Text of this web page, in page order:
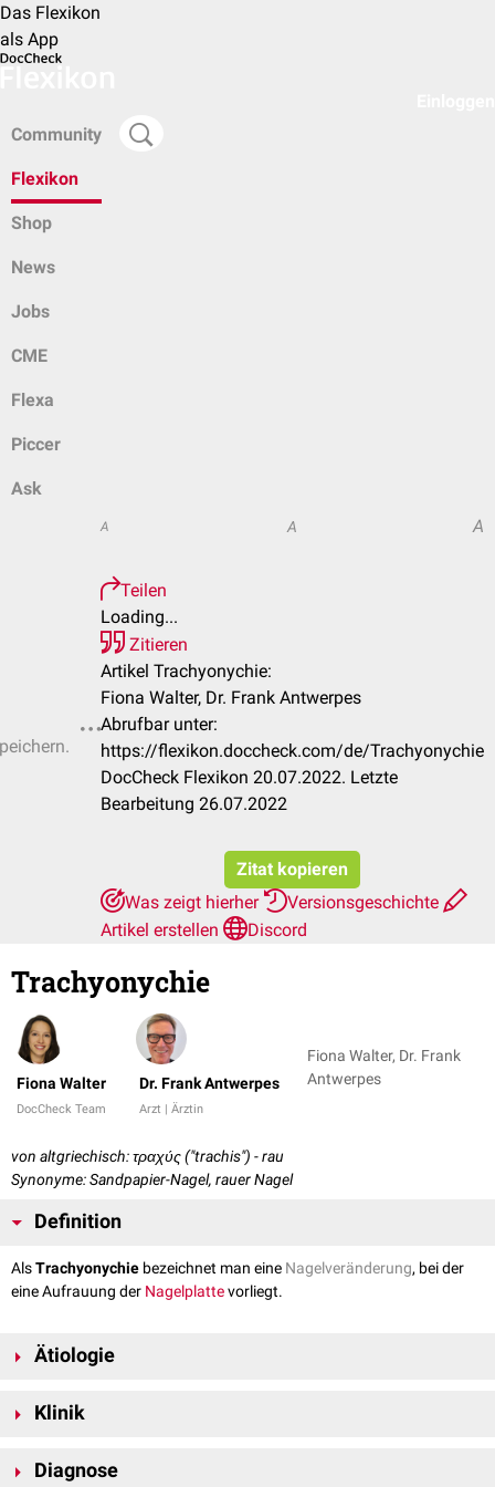
Das Flexikon
als App
Community
Flexikon
Shop
News
Jobs
CME
Flexa
Piccer
Ask
A A A
Teilen
Loading...
Zitieren
Artikel Trachyonychie:
Fiona Walter, Dr. Frank Antwerpes
Abrufbar unter:
https://flexikon.doccheck.com/de/Trachyonychie
DocCheck Flexikon 20.07.2022. Letzte
Bearbeitung 26.07.2022
Zitat kopieren
Was zeigt hierher
Versionsgeschichte
Artikel erstellen
Discord
Trachyonychie
Fiona Walter
DocCheck Team
Dr. Frank Antwerpes
Arzt | Ärztin
Fiona Walter, Dr. Frank
Antwerpes
von altgriechisch: τραχύς ("trachis") - rau
Synonyme: Sandpapier-Nagel, rauer Nagel
Definition
AlsTrachyonychie bezeichnet man eine Nagelveränderung, bei der
eine Aufrauung der Nagelplattevorliegt.
Ätiologie
traumatische
Hauterkrankungen sind beispielsweise:
Klinik
erscheinen wie mit Sandpapier aufgeraut. Auf der Nageloberfläche
Diagnose